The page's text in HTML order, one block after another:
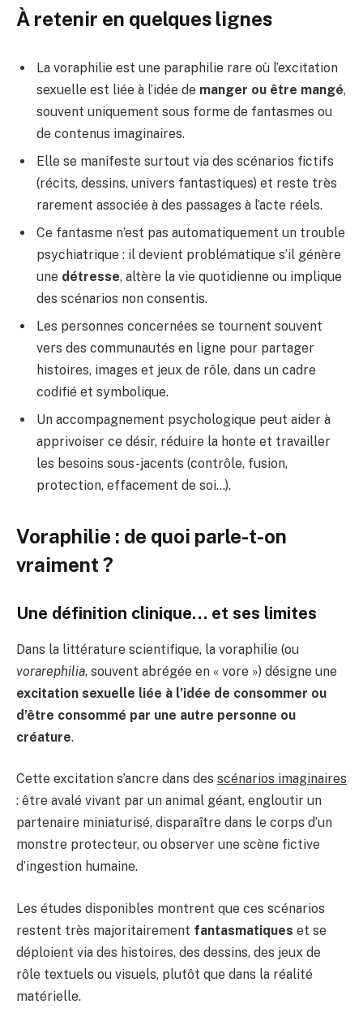
À retenir en quelques lignes
La voraphilie est une paraphilie rare où l’excitation
sexuelle est liée à l’idée de manger ou être mangé,
souvent uniquement sous forme de fantasmes ou
de contenus imaginaires.
Elle se manifeste surtout via des scénarios fictifs
(récits, dessins, univers fantastiques) et reste très
rarement associée à des passages à l’acte réels.
Ce fantasme n’est pas automatiquement un trouble
psychiatrique : il devient problématique s’il génère
une détresse, altère la vie quotidienne ou implique
des scénarios non consentis.
Les personnes concernées se tournent souvent
vers des communautés en ligne pour partager
histoires, images et jeux de rôle, dans un cadre
codifié et symbolique.
Un accompagnement psychologique peut aider à
apprivoiser ce désir, réduire la honte et travailler
les besoins sous-jacents (contrôle, fusion,
protection, effacement de soi…).
Voraphilie : de quoi parle-t-on
vraiment ?
Une définition clinique… et ses limites
Dans la littérature scientifique, la voraphilie (ou
vorarephilia, souvent abrégée en « vore ») désigne une
excitation sexuelle liée à l’idée de consommer ou
d’être consommé par une autre personne ou
créature.
Cette excitation s’ancre dans des scénarios imaginaires
: être avalé vivant par un animal géant, engloutir un
partenaire miniaturisé, disparaître dans le corps d’un
monstre protecteur, ou observer une scène fictive
d’ingestion humaine.
Les études disponibles montrent que ces scénarios
restent très majoritairement fantasmatiques et se
déploient via des histoires, des dessins, des jeux de
rôle textuels ou visuels, plutôt que dans la réalité
matérielle.